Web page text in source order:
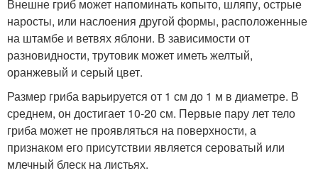
Внешне гриб может напоминать копыто, шляпу, острые
наросты, или наслоения другой формы, расположенные
на штамбе и ветвях яблони. В зависимости от
разновидности, трутовик может иметь желтый,
оранжевый и серый цвет.
Размер гриба варьируется от 1 см до 1 м в диаметре. В
среднем, он достигает 10-20 см. Первые пару лет тело
гриба может не проявляться на поверхности, а
признаком его присутствии является сероватый или
млечный блеск на листьях.